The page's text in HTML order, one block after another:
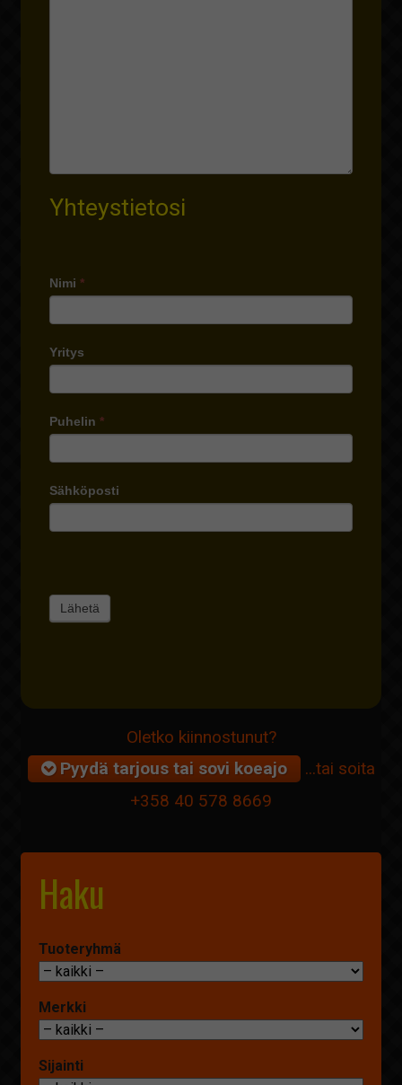
Yhteystietosi
Nimi *
Yritys
Puhelin *
Sähköposti
Oletko kiinnostunut?
Pyydä tarjous tai sovi koeajo
...tai soita
+358 40 578 8669
Haku
Tuoteryhmä
Merkki
Sijainti